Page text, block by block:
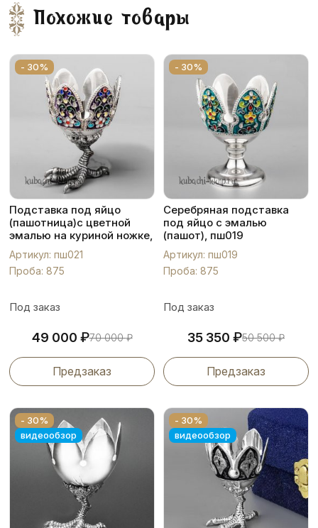
Похожие товары
- 30%
Подставка под яйцо
(пашотница)с цветной
эмалью на куриной ножке,
пш021
Артикул: пш021
Проба: 875
Под заказ
49 000 ₽70 000₽
Предзаказ
- 30%
Серебряная подставка
под яйцо с эмалью
(пашот), пш019
Артикул: пш019
Проба: 875
Под заказ
35 350 ₽50 500₽
Предзаказ
- 30%
видеообзор
- 30%
видеообзор